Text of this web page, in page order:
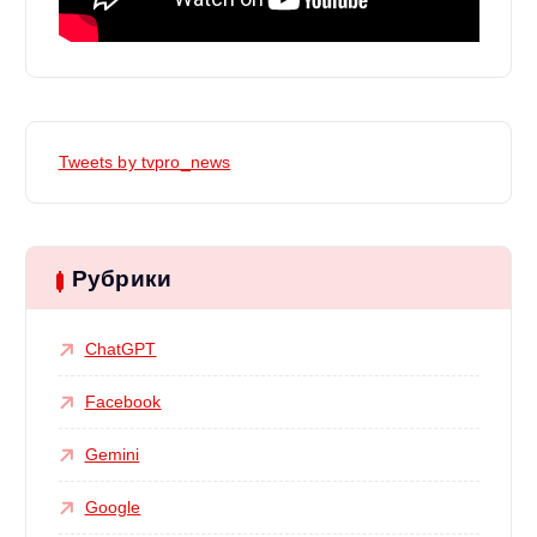
Tweets by tvpro_news
Рубрики
ChatGPT
Facebook
Gemini
Google